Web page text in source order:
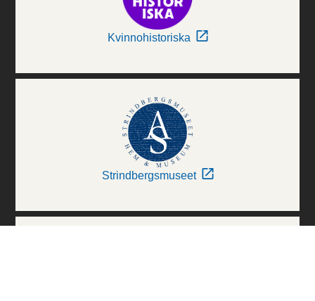
Kvinnohistoriska
Strindbergsmuseet